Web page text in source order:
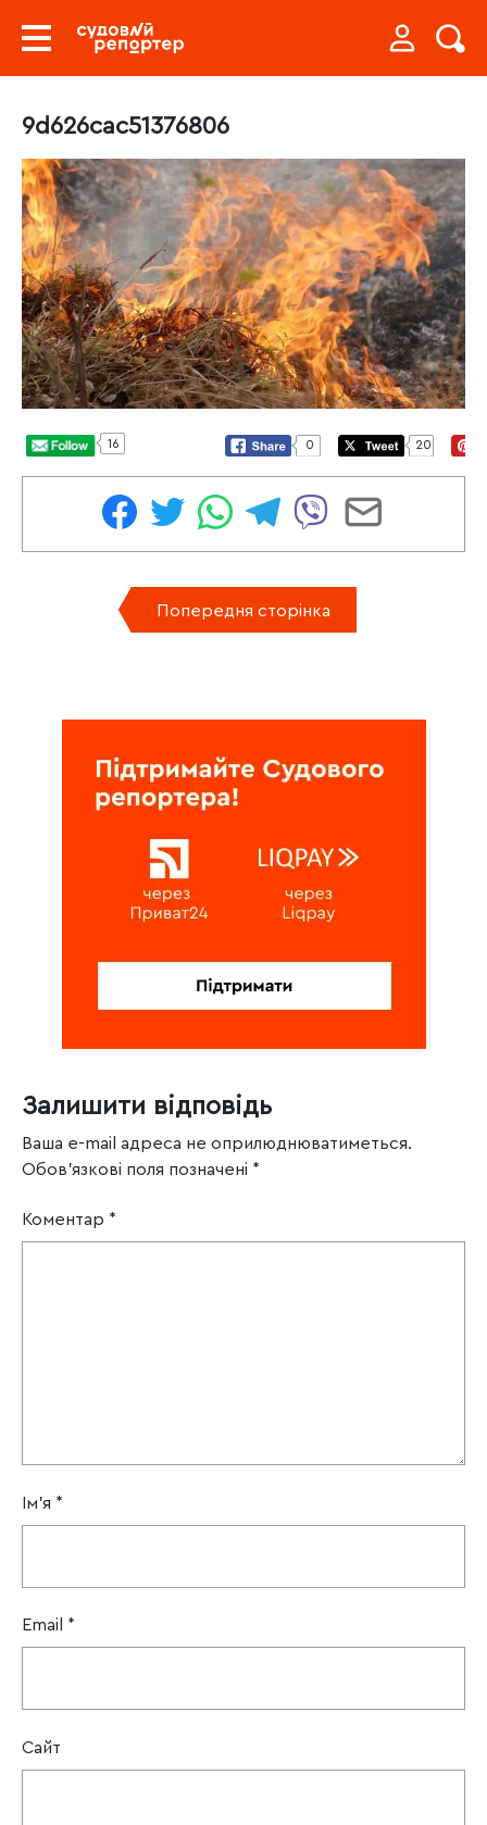
9d626cac51376806
16 0 20
Попередня сторінка
Залишити відповідь
Ваша e-mail адреса не оприлюднюватиметься.
Обов’язкові поля позначені *
Коментар *
Ім'я *
Email *
Сайт